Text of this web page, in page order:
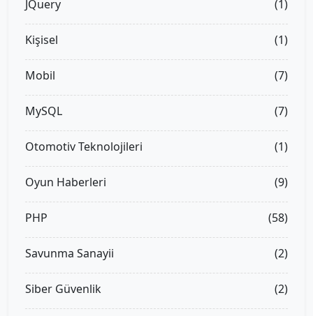
JQuery (1)
Kişisel (1)
Mobil (7)
MySQL (7)
Otomotiv Teknolojileri (1)
Oyun Haberleri (9)
PHP (58)
Savunma Sanayii (2)
Siber Güvenlik (2)